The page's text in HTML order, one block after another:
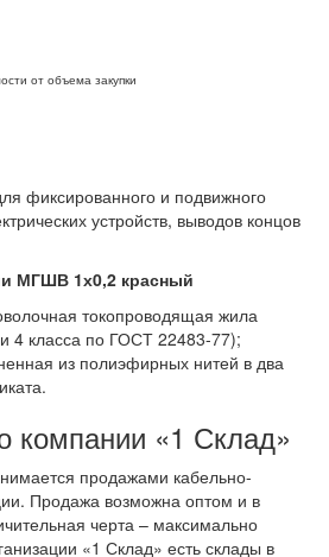
от объема закупки
фиксированного и подвижного
устройств, выводов концов
МГШВ 1х0,2 красный
токопроводящая жила
4 класса по ГОСТ 22483-77);
из полиэфирных нитей в два
компании «1 Склад»
продажами кабельно-
Продажа возможна оптом и в
черта – максимально
«1 Склад» есть склады в